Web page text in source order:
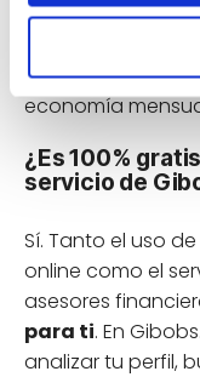
cambiará según
nuestro
opciones para
economía
¿Es 100%
servicio de
Sí. Tanto el uso
online como el
asesores
para ti. En
analizar tu perfil,